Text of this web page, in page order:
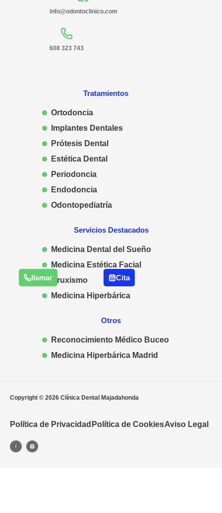
Cita
llamar
info@odontoclinico.com
608 323 743
Tratamientos
Ortodoncia
Implantes Dentales
Prótesis Dental
Estética Dental
Periodoncia
Endodoncia
Odontopediatría
Servicios Destacados
Medicina Dental del Sueño
Medicina Estética Facial
Bruxismo
Medicina Hiperbárica
Otros
Reconocimiento Médico Buceo
Medicina Hiperbárica Madrid
Copyright © 2026 Clínica Dental Majadahonda
Política de Privacidad Política de CookiesAviso Legal